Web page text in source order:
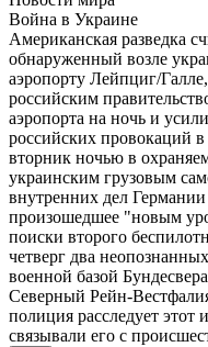
Война в Украине
Американская разведка
обнаруженный возле
аэропорту Лейпциг/
российским
аэропорта на ночь и
российских провокаций
вторник ночью в
украинским грузовым
внутренних дел
произошедшее "новым
поиски второго
четверг два
военной базой
Северный Рейн-
полиция расследует этот
связывали его с